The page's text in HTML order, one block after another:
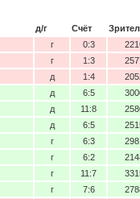
д/г Счёт
г 0:3
г 1:3
д 1:4
д 6:5
д 11:8
д 6:5
г 6:3
г 6:2
г 11:7
г 7:6